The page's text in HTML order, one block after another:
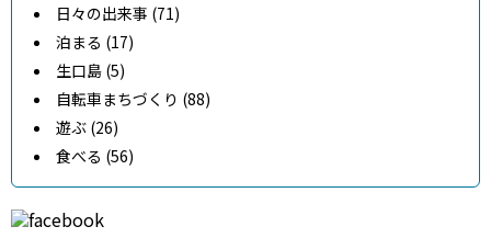
日々の出来事 (71)
泊まる (17)
生口島 (5)
自転車まちづくり (88)
遊ぶ (26)
食べる (56)